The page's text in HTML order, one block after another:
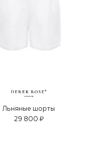
Льняные шорты
29 800 ₽